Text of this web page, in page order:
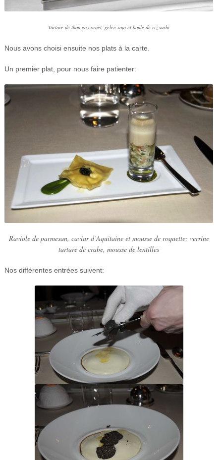
Tartare de thon en cornet, gelée soja et boule de riz sushi
Nous avons choisi ensuite nos plats à la carte.
Un premier plat, pour nous faire patienter:
Raviole de parmesan, caviar d’Aquitaine et mousse de roquette; verrine
tartare de crabe, mousse de lentilles
Nos différentes entrées suivent: